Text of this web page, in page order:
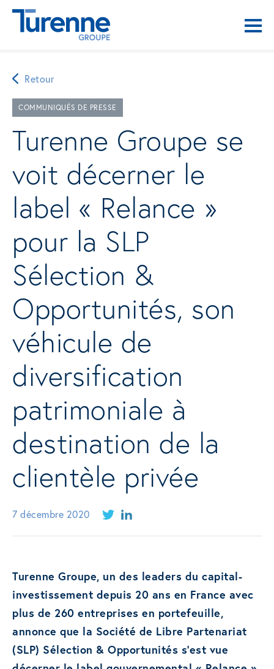
Retour
COMMUNIQUÉS DE PRESSE
Turenne Groupe se
voit décerner le
label « Relance »
pour la SLP
Sélection &
Opportunités, son
véhicule de
diversification
patrimoniale à
destination de la
clientèle privée
7 décembre 2020
Turenne Groupe, un des leaders du capital-
investissement depuis 20 ans en France avec
plus de 260 entreprises en portefeuille,
annonce que la Société de Libre Partenariat
(SLP) Sélection & Opportunités s’est vue